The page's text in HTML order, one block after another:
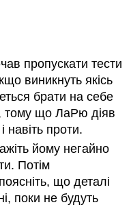
пропускати тести
виникнуть якісь
брати на себе
тому що ЛаРю діяв
навіть проти.
йому негайно
Потім
що деталі
поки не будуть